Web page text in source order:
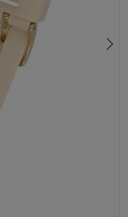
swoich
Jeżeli
cookies.
maksymalnej
Kupujących)